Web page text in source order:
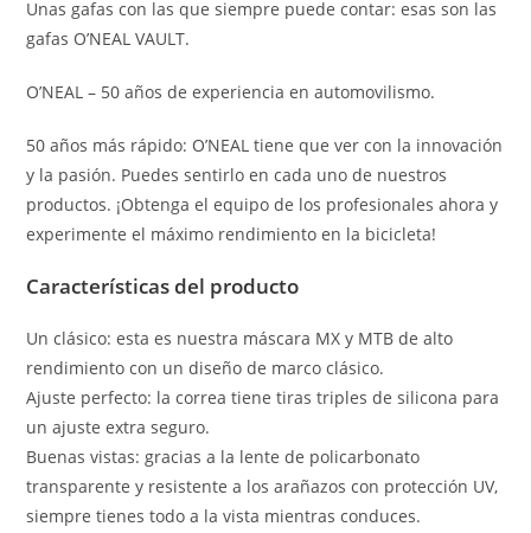
Unas gafas con las que siempre puede contar: esas son las
gafas O’NEAL VAULT.
O’NEAL – 50 años de experiencia en automovilismo.
50 años más rápido: O’NEAL tiene que ver con la innovación
y la pasión. Puedes sentirlo en cada uno de nuestros
productos. ¡Obtenga el equipo de los profesionales ahora y
experimente el máximo rendimiento en la bicicleta!
Características del producto
Un clásico: esta es nuestra máscara MX y MTB de alto
rendimiento con un diseño de marco clásico.
Ajuste perfecto: la correa tiene tiras triples de silicona para
un ajuste extra seguro.
Buenas vistas: gracias a la lente de policarbonato
transparente y resistente a los arañazos con protección UV,
siempre tienes todo a la vista mientras conduces.